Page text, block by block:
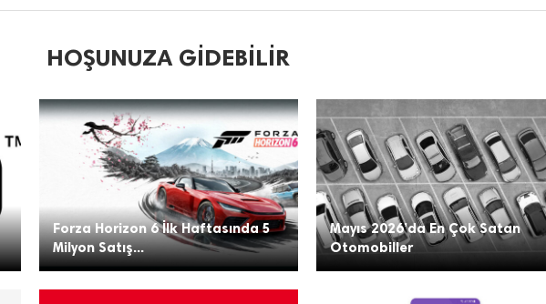
HOŞUNUZA GIDEBILIR
Forza Horizon 6 İlk Haftasında 5
Milyon Satış...
Mayıs 2026’da En Çok Satan
Otomobiller